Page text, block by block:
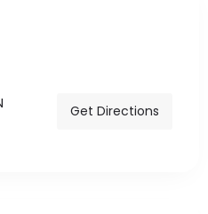
Get Directions